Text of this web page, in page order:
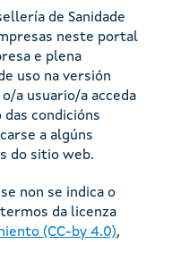
de Sanidade
neste portal
e plena
uso na versión
a usuario/a acceda
das condicións
a algúns
do sitio web.
non se indica o
da licenza
(CC-by 4.0),